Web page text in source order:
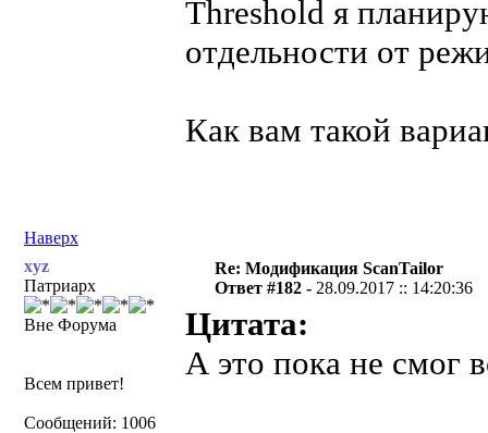
Threshold я
отдельности от
Как вам такой
Наверх
xyz
Патриарх
Вне Форума
Всем привет!
Сообщений: 1006
Re: Модификация ScanTailor
Ответ #182 - 28.09.2017 :: 14:20:36
Цитата:
А это пока не смог